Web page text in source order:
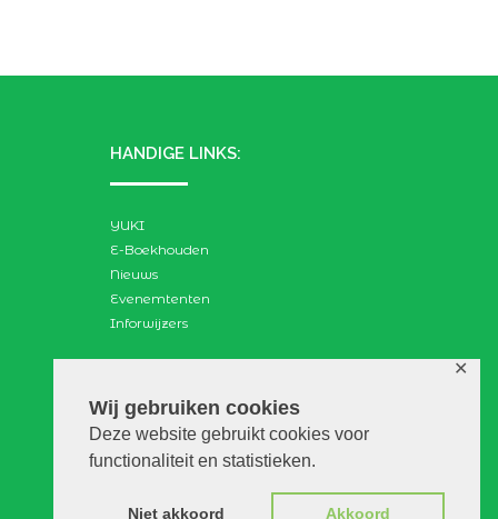
Wij gebruiken cookies
Deze website gebruikt cookies voor
functionaliteit en statistieken.
Niet akkoord Akkoord
✕
HANDIGE LINKS:
YUKI
E-Boekhouden
Nieuws
Evenemtenten
Inforwijzers
Search